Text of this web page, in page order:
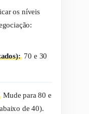
os níveis
70 e 30
Mude para 80 e
de 40).